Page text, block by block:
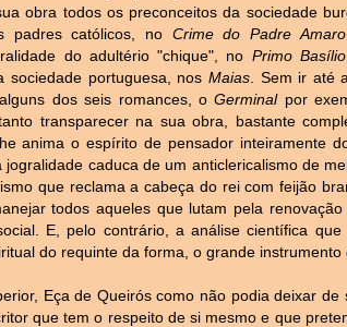
obra todos os preconceitos da sociedade
padres católicos, no Crime do Padre Amaro
do adultério "chique", no Primo Basílio
sociedade portuguesa, nos Maias. Sem ir até
dos seis romances, oGerminalpor
transparecer na sua obra, bastante
anima o espírito de pensador inteiramente
caduca de um anticlericalismo de
que reclama a cabeça do rei com feijão
todos aqueles que lutam pela
E, pelo contrário, a análise científica
do requinte da forma, o grande instrumento
Eça de Queirós como não podia deixar de
que tem o respeito de si mesmo e que